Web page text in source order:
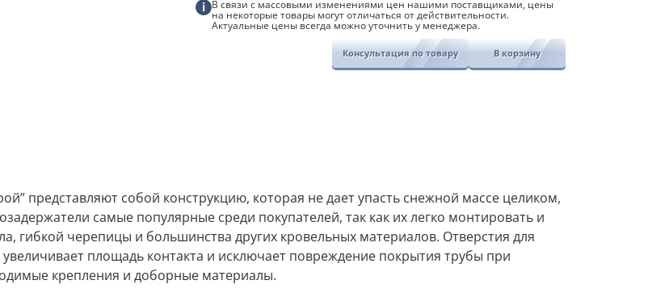
i В связи с массовыми изменениями цен нашими поставщиками, цены
на некоторые товары могут отличаться от действительности.
Актуальные цены всегда можно уточнить у менеджера.
Консультация по товару В корзину
представляют собой конструкцию, которая не дает упасть снежной массе целиком,
самые популярные среди покупателей, так как их легко монтировать и
гибкой черепицы и большинства других кровельных материалов. Отверстия для
площадь контакта и исключает повреждение покрытия трубы при
крепления и доборные материалы.